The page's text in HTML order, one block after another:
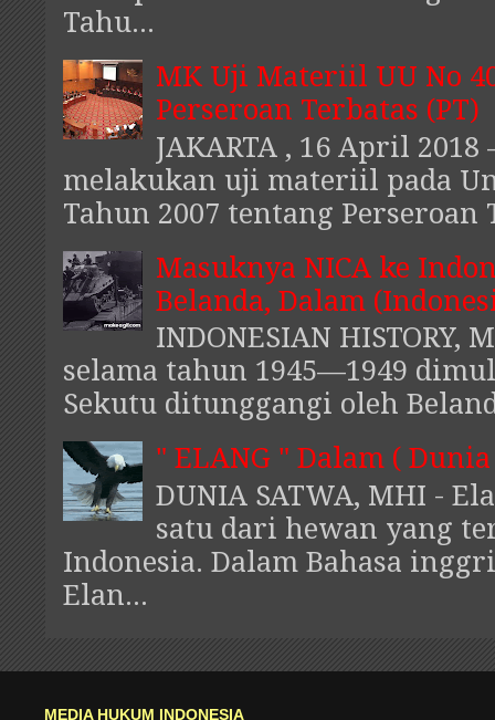
Tahu...
MK Uji Materiil UU No
Perseroan Terbatas (PT)
JAKARTA , 16 April
melakukan uji materiil pada
Tahun 2007 tentang Perseroan
Masuknya NICA ke
Belanda, Dalam
INDONESIAN HISTORY,
selama tahun 1945—1949
Sekutu ditunggangi oleh
" ELANG " Dalam (
DUNIA SATWA, MHI -
satu dari hewan yang
Indonesia. Dalam Bahasa
Elan...
MEDIA HUKUM INDONESIA